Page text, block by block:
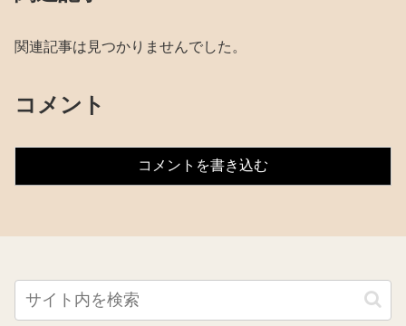
関連記事は見つかりませんでした。
コメント
コメントを書き込む